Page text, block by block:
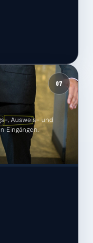
07
, Ausweis- und
Eingängen.